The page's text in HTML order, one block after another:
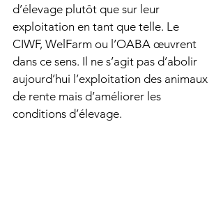
d’élevage plutôt que sur leur
exploitation en tant que telle. Le
CIWF, WelFarm ou l’OABA œuvrent
dans ce sens. Il ne s’agit pas d’abolir
aujourd’hui l’exploitation des animaux
de rente mais d’améliorer les
conditions d’élevage.